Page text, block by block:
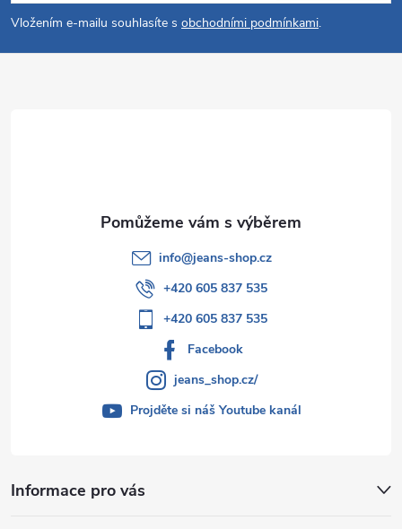
p
a
Vložením e-mailu souhlasíte s obchodními podmínkami.
Informace pro vás
info@jeans-shop.cz
+420 605 837 535
+420 605 837 535
Facebook
jeans_shop.cz/
Projděte si náš Youtube kanál